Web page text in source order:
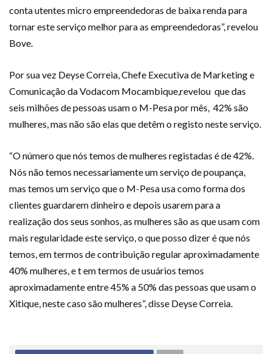
conta utentes micro empreendedoras de baixa renda para
tornar este serviço melhor para as empreendedoras”, revelou
Bove.
Por sua vez Deyse Correia, Chefe Executiva de Marketing e
Comunicação da Vodacom Mocambique,revelou que das
seis milhões de pessoas usam o M-Pesa por mês, 42% são
mulheres, mas não são elas que detêm o registo neste serviço.
“O número que nós temos de mulheres registadas é de 42%.
Nós não temos necessariamente um serviço de poupança,
mas temos um serviço que o M-Pesa usa como forma dos
clientes guardarem dinheiro e depois usarem para a
realização dos seus sonhos, as mulheres são as que usam com
mais regularidade este serviço, o que posso dizer é que nós
temos, em termos de contribuição regular aproximadamente
40% mulheres, e t em termos de usuários temos
aproximadamente entre 45% a 50% das pessoas que usam o
Xitique, neste caso são mulheres”, disse Deyse Correia.